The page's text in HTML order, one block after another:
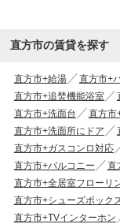
直方市の賃貸を探す
直方市+給湯 直方市+
直方市+追焚機能浴室
直方市+洗面台
直方市
直方市+洗面所にドア
直方市+ガスコンロ対応
直方市+バルコニー
直
直方市+全居室フローリ
直方市+シューズボック
直方市+TVインターホン